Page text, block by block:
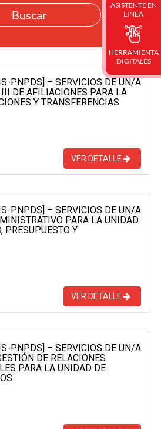
PNPDS] – SERVICIOS DE UN/A
DE AFILIACIONES PARA LA
Y TRANSFERENCIAS
VER DETALLE
PNPDS] – SERVICIOS DE UN/A
PARA LA UNIDAD
PRESUPUESTO Y
VER DETALLE
PNPDS] – SERVICIOS DE UN/A
DE RELACIONES
PARA LA UNIDAD DE
ASISTENTE EN
LINEA
HERRAMIENTA
DIGITALES